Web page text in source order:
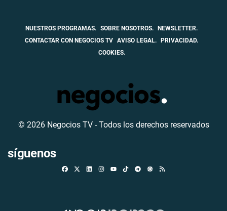
NUESTROS PROGRAMAS. SOBRE NOSOTROS. NEWSLETTER.
CONTACTAR CON NEGOCIOS TV AVISO LEGAL. PRIVACIDAD.
COOKIES.
© 2026 Negocios TV - Todos los derechos reservados
síguenos
FacebookLinkedinInstagramTikTokTelegramGoogle Discover